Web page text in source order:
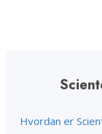
Hvordan er